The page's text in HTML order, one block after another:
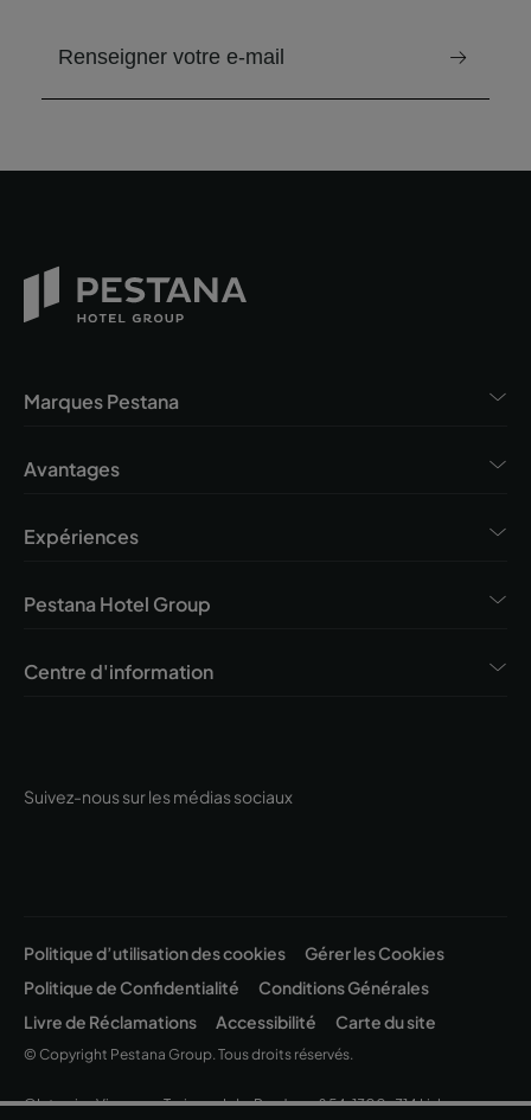
email pour recevoir la newsletter
Suivez-nous sur les médias sociaux
Marques Pestana
Avantages
Expériences
Pestana Hotel Group
Centre d'information
Politique d’utilisation des cookies
Gérer les Cookies
Politique de Confidentialité
Conditions Générales
Livre de Réclamations
Accessibilité Carte du site
© Copyright Pestana Group. Tous droits réservés.
©Intervisa Viagens e Turismo, Lda. Rua Jau, nº 54, 1300-314 Lisboa